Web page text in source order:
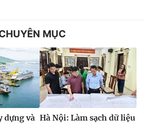
MỤC
dựng và Hà Nội: Làm sạch dữ liệu